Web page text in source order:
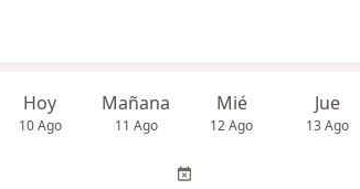
Hoy
10 Ago
Mañana
11 Ago
Mié
12 Ago
Jue
13 Ago